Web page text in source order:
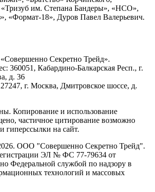
«Тризуб им. Степана Бандеры», «НСО»,
«Формат-18», Дуров Павел Валерьевич.
Секретно Трейд».
360051, Кабардино-Балкарская Респ., г.
д. 36
г. Москва, Дмитровское шоссе, д.
Копирование и использование
частичное цитирование возможно
гиперссылки на сайт.
ООО "Совершенно Секретно Трейд".
ЭЛ № ФС 77-79634 от
Федеральной службой по надзору в
технологий и массовых